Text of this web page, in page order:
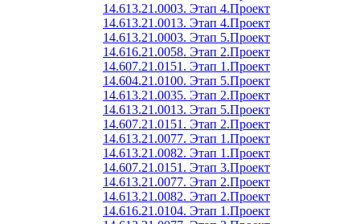
14.613.21.0003. Этап 4.Проект
14.613.21.0013. Этап 4.Проект
14.613.21.0003. Этап 5.Проект
14.616.21.0058. Этап 2.Проект
14.607.21.0151. Этап 1.Проект
14.604.21.0100. Этап 5.Проект
14.613.21.0035. Этап 2.Проект
14.613.21.0013. Этап 5.Проект
14.607.21.0151. Этап 2.Проект
14.613.21.0077. Этап 1.Проект
14.613.21.0082. Этап 1.Проект
14.607.21.0151. Этап 3.Проект
14.613.21.0077. Этап 2.Проект
14.613.21.0082. Этап 2.Проект
14.616.21.0104. Этап 1.Проект